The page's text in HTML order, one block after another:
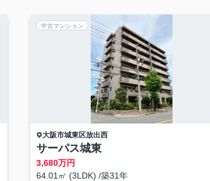
中古マンション
大阪市城東区放出西
サーパス城東
3,680万円
64.01㎡ (3LDK) /築31年